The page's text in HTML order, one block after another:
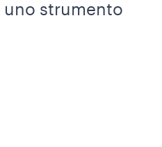
uno strumento